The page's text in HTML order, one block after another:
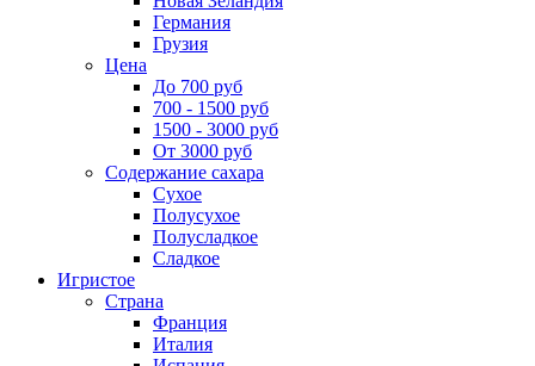
Германия
Грузия
Цена
До 700 руб
700 - 1500 руб
1500 - 3000 руб
От 3000 руб
Содержание сахара
Сухое
Полусухое
Полусладкое
Сладкое
Игристое
Страна
Франция
Италия